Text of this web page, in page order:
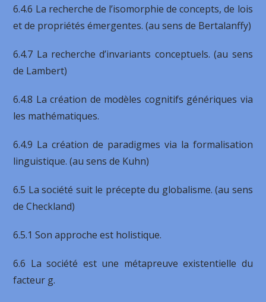
6.4.6 La recherche de l’isomorphie de concepts, de lois
et de propriétés émergentes. (au sens de Bertalanffy)
6.4.7 La recherche d’invariants conceptuels. (au sens
de Lambert)
6.4.8 La création de modèles cognitifs génériques via
les mathématiques.
6.4.9 La création de paradigmes via la formalisation
linguistique. (au sens de Kuhn)
6.5 La société suit le précepte du globalisme. (au sens
de Checkland)
6.5.1 Son approche est holistique.
6.6 La société est une métapreuve existentielle du
facteur g.